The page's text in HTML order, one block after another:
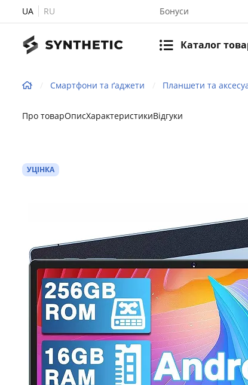
UA RU Бонуси
Каталог
Смартфони та ґаджети Планшети та
Про товарОписХарактеристикиВідгуки
УЦІНКА